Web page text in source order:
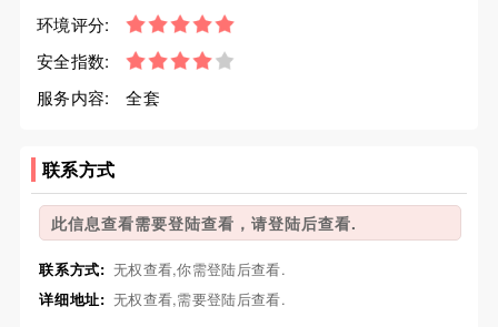
环境评分:
安全指数:
服务内容:
全套
联系方式
此信息查看需要登陆查看，请登陆后查看.
联系方式: 无权查看,你需登陆后查看.
详细地址: 无权查看,需要登陆后查看.